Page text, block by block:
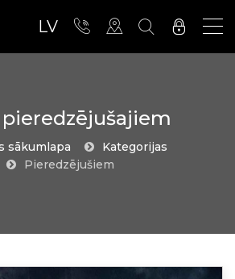
LV
pieredzējušajiem
sākumlapa
Kategorijas
Pieredzējušiem